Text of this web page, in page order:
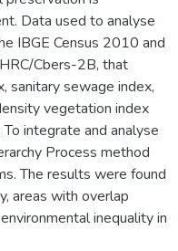
Data used to analyse
IBGE Census 2010 and
Cbers-2B, that
sanitary sewage index,
vegetation index
integrate and analyse
Process method
The results were found
areas with overlap
inequality in